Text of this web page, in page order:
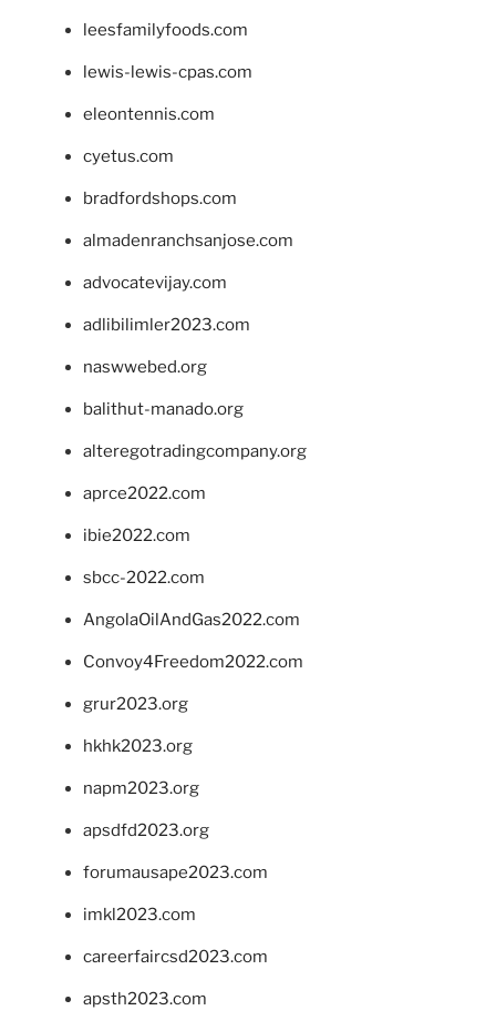
leesfamilyfoods.com
lewis-lewis-cpas.com
eleontennis.com
cyetus.com
bradfordshops.com
almadenranchsanjose.com
advocatevijay.com
adlibilimler2023.com
naswwebed.org
balithut-manado.org
alteregotradingcompany.org
aprce2022.com
ibie2022.com
sbcc-2022.com
AngolaOilAndGas2022.com
Convoy4Freedom2022.com
grur2023.org
hkhk2023.org
napm2023.org
apsdfd2023.org
forumausape2023.com
imkl2023.com
careerfaircsd2023.com
apsth2023.com